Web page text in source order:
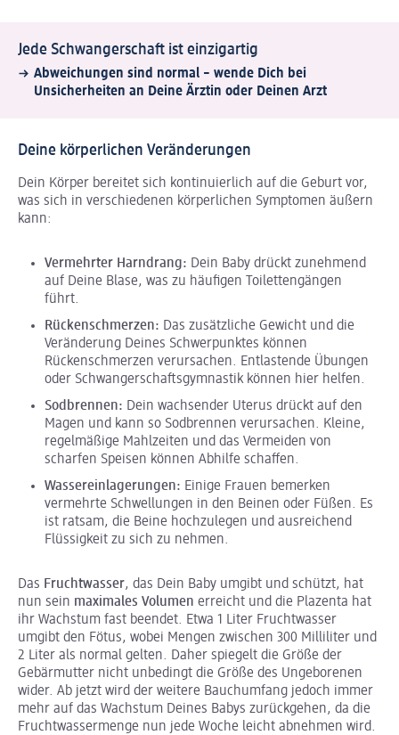
Jede Schwangerschaft ist einzigartig
Abweichungen sind normal – wende Dich bei
Unsicherheiten an Deine Ärztin oder Deinen Arzt
Deine körperlichen Veränderungen
Dein Körper bereitet sich kontinuierlich auf die Geburt vor,
was sich in verschiedenen körperlichen Symptomen äußern
kann:
Vermehrter Harndrang: Dein Baby drückt zunehmend
auf Deine Blase, was zu häufigen Toilettengängen
führt.
Rückenschmerzen: Das zusätzliche Gewicht und die
Veränderung Deines Schwerpunktes können
Rückenschmerzen verursachen. Entlastende Übungen
oder Schwangerschaftsgymnastik können hier helfen.
Sodbrennen: Dein wachsender Uterus drückt auf den
Magen und kann so Sodbrennen verursachen. Kleine,
regelmäßige Mahlzeiten und das Vermeiden von
scharfen Speisen können Abhilfe schaffen.
Wassereinlagerungen: Einige Frauen bemerken
vermehrte Schwellungen in den Beinen oder Füßen. Es
ist ratsam, die Beine hochzulegen und ausreichend
Flüssigkeit zu sich zu nehmen.
Das Fruchtwasser, das Dein Baby umgibt und schützt, hat
nun sein maximales Volumen erreicht und die Plazenta hat
ihr Wachstum fast beendet. Etwa 1 Liter Fruchtwasser
umgibt den Fötus, wobei Mengen zwischen 300 Milliliter und
2 Liter als normal gelten. Daher spiegelt die Größe der
Gebärmutter nicht unbedingt die Größe des Ungeborenen
wider. Ab jetzt wird der weitere Bauchumfang jedoch immer
mehr auf das Wachstum Deines Babys zurückgehen, da die
Fruchtwassermenge nun jede Woche leicht abnehmen wird.